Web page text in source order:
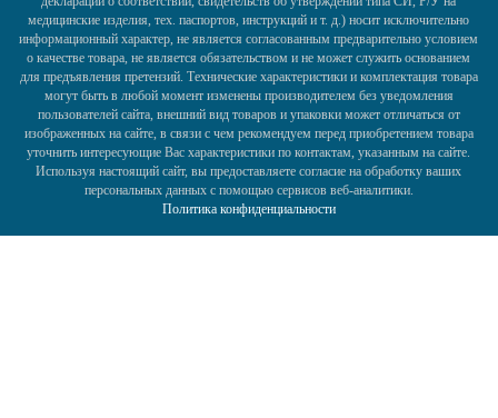
медицинские изделия, тех. паспортов, инструкций и т. д.) носит исключительно
информационный характер, не является согласованным предварительно условием
о качестве товара, не является обязательством и не может служить основанием
для предъявления претензий. Технические характеристики и комплектация товара
могут быть в любой момент изменены производителем без уведомления
пользователей сайта, внешний вид товаров и упаковки может отличаться от
изображенных на сайте, в связи с чем рекомендуем перед приобретением товара
уточнить интересующие Вас характеристики по контактам, указанным на сайте.
Используя настоящий сайт, вы предоставляете согласие на обработку ваших
персональных данных с помощью сервисов веб-аналитики.
Политика конфиденциальности